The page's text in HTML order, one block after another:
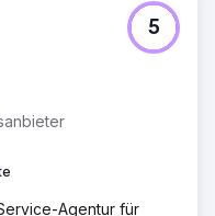
musste sein
einen nachhaltigen,
Mitgliederstamm zu
seit
großen
einer
Partner, der ihr
5
Agentur für